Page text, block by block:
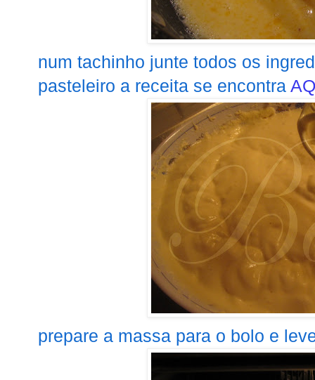
num tachinho junte todos os
pasteleiro a receita se encontra
prepare a massa para o bolo e